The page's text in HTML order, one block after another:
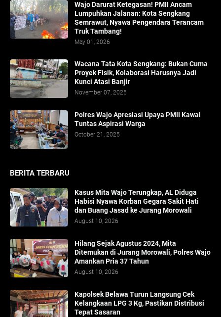
Wajo Darurat Ketegasan! PMII Ancam
Lumpuhkan Jalanan: Kota Sengkang
Semrawut, Nyawa Pengendara Terancam
Truk Tambang!
May 01, 2026
​Wacana Tata Kota Sengkang: Bukan Cuma
Proyek Fisik, Kolaborasi Harusnya Jadi
Kunci Atasi Banjir
November 07, 2025
Polres Wajo Apresiasi Upaya PMII Kawal
Tuntas Aspirasi Warga
October 21, 2025
BERITA TERBARU
Kasus Mita Wajo Terungkap, AL Diduga
Habisi Nyawa Korban Gegara Sakit Hati
dan Buang Jasad ke Jurang Morowali
August 10, 2026
Hilang Sejak Agustus 2024, Mita
Ditemukan di Jurang Morowali, Polres Wajo
Amankan Pria 37 Tahun
August 10, 2026
Kapolsek Belawa Turun Langsung Cek
Kelangkaan LPG 3 Kg, Pastikan Distribusi
Tepat Sasaran